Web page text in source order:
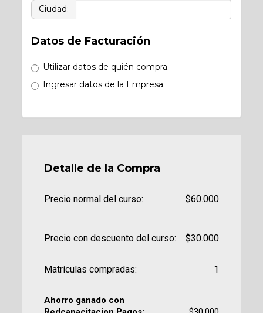
Ciudad:
Datos de Facturación
Utilizar datos de quién compra.
Ingresar datos de la Empresa.
Detalle de la Compra
Precio normal del curso: $60.000
Precio con descuento del curso: $30.000
Matrículas compradas: 1
Ahorro ganado con